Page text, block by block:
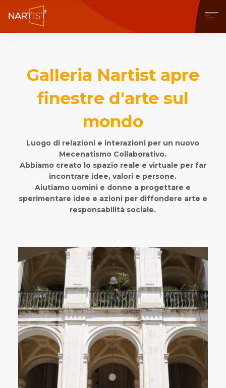
Galleria Nartist apre
finestre d'arte sul
mondo
Luogo di relazioni e interazioni per un nuovo
Mecenatismo Collaborativo.
Abbiamo creato lo spazio reale e virtuale per far
incontrare idee, valori e persone.
Aiutiamo uomini e donne a progettare e
sperimentare idee e azioni per diffondere arte e
responsabilità sociale.